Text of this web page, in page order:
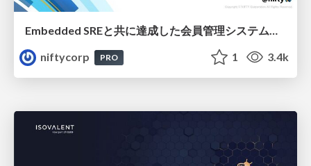
niftycorp
PRO 1 3.4k